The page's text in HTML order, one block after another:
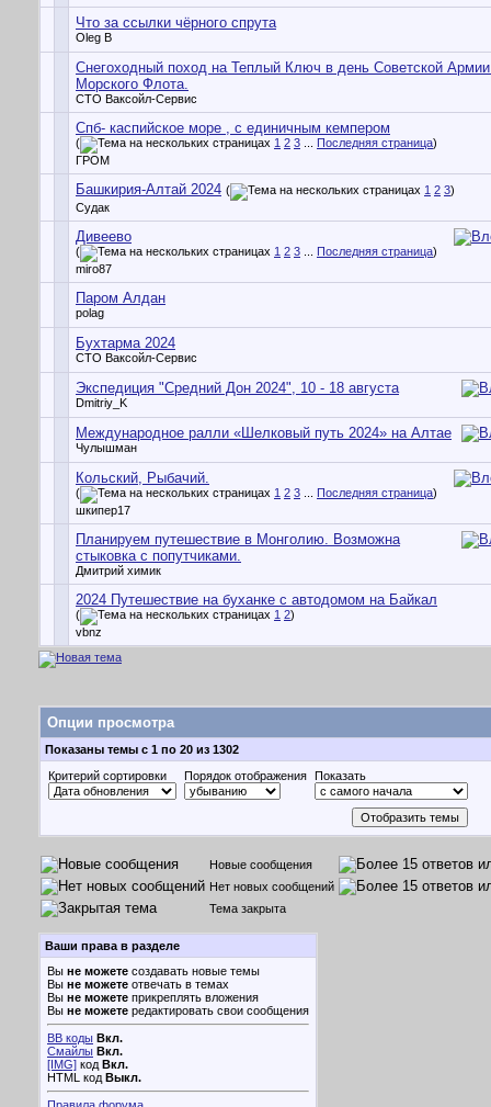
Что за ссылки чёрного спрута
Oleg B
Снегоходный поход на Теплый Ключ в день Советской
Морского Флота.
СТО Ваксойл-Сервис
Спб- каспийское море , с единичным кемпером
( 1 2 3 Последняя страница)
ГРОМ
Башкирия-Алтай 2024 ( 1 2 3)
Судак
Дивеево
( 1 2 3 Последняя страница)
miro87
Паром Алдан
polag
Бухтарма 2024
СТО Ваксойл-Сервис
Экспедиция "Средний Дон 2024", 10 - 18 августа
Dmitriy_K
Международное ралли «Шелковый путь 2024» на Алтае
Чулышман
Кольский, Рыбачий.
( 1 2 3 Последняя страница)
шкипер17
Планируем путешествие в Монголию. Возможна
стыковка с попутчиками.
Дмитрий химик
2024 Путешествие на буханке с автодомом на Байкал
( 1 2)
vbnz
Опции просмотра
Показаны темы с 1 по 20 из 1302
Критерий сортировки
Порядок отображения Показать
Новые сообщения
Нет новых сообщений
Тема закрыта
Ваши права в разделе
Вы не можете создавать новые темы
Вы не можете отвечать в темах
Вы не можете прикреплять вложения
Вы не можете редактировать свои сообщения
BB коды Вкл.
Смайлы Вкл.
[IMG] код Вкл.
HTML код Выкл.